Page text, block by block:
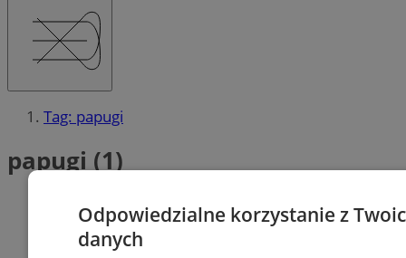
Tag: papugi
papugi (1)
Odpowiedzialne korzystanie z
danych